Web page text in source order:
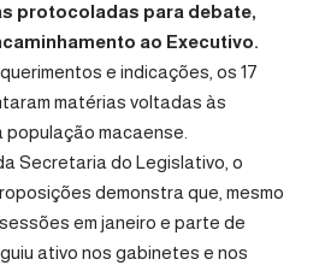
protocoladas para debate,
ao Executivo.
e indicações, os 17
matérias voltadas às
macaense.
Secretaria do Legislativo, o
demonstra que, mesmo
em janeiro e parte de
ativo nos gabinetes e nos